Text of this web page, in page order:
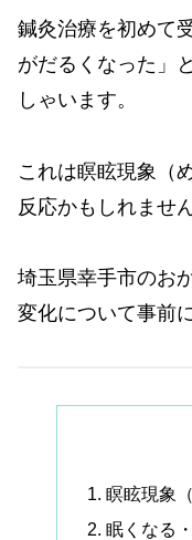
鍼灸治療を初めて
がだるくなった」
しゃいます。
これは瞑眩現象（
反応かもしれません
埼玉県幸手市のお
変化について事前
瞑眩現象
眠くなる